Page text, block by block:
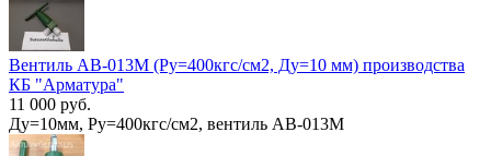
Вентиль АВ-013М (Ру=400кгс/см2, Ду=10 мм) производства
КБ "Арматура"
11 000 руб.
Ду=10мм, Ру=400кгс/см2, вентиль АВ-013М